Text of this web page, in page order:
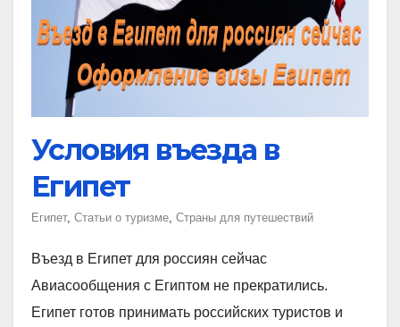
Условия въезда в
Египет
Египет, Статьи о туризме Страны для путешествий
Въезд в Египет для россиян сейчас
Авиасообщения с Египтом не прекратились.
Египет готов принимать российских туристов и